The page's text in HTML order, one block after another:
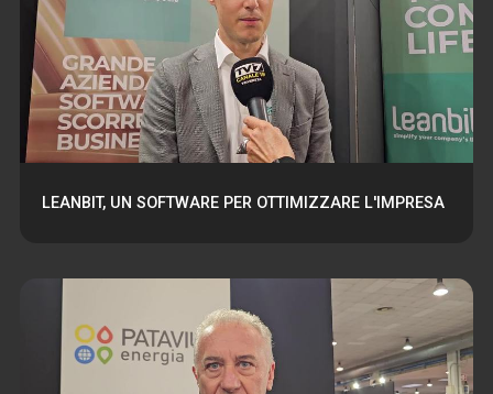
LEANBIT, UN SOFTWARE PER OTTIMIZZARE L'IMPRESA